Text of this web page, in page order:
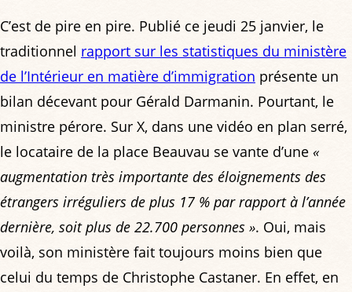
C’est de pire en pire. Publié ce jeudi 25 janvier, le
traditionnel rapport sur les statistiques du ministère
de l’Intérieur en matière d’immigration présente un
bilan décevant pour Gérald Darmanin. Pourtant, le
ministre pérore. Sur X, dans une vidéo en plan serré,
le locataire de la place Beauvau se vante d’une «
augmentation très importante des éloignements des
étrangers irréguliers de plus 17 % par rapport à l’année
dernière, soit plus de 22.700 personnes ». Oui, mais
voilà, son ministère fait toujours moins bien que
celui du temps de Christophe Castaner. En effet, en